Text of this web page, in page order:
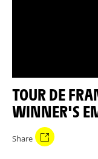
TOUR DE FRANCE 2026 - STAGE 5
WINNER'S
Share